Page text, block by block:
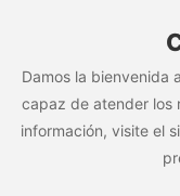
Damos la bienvenida
capaz de atender los
información, visite el